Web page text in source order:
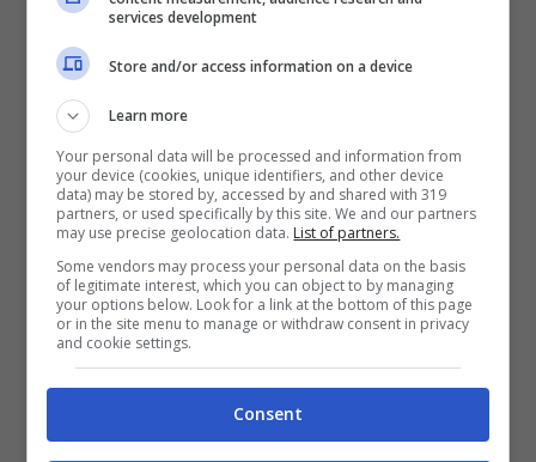
in diverse città della Spagna
spendendo solo 15 euro, oppure
prolungare la vostra estate ad
Alghero in Sardegna sempre con
meno di 15 euro a testa per un
viaggio di sola andata. Ma non
mancano destinazioni super cool
come la Grecia o il Regno Unito.
Da Roma Fiumicino
di circa 25 euro potete invece
decidere di raggiungere Berlino o
services development
Store and/or access information on a device
Learn more
Your personal data will be processed and information from
your device (cookies, unique identifiers, and other device
data) may be stored by, accessed by and shared with 319
partners, or used specifically by this site. We and our partners
may use precise geolocation data. List of partners.
Some vendors may process your personal data on the basis
of legitimate interest, which you can object to by managing
your options below. Look for a link at the bottom of this page
or in the site menu to manage or withdraw consent in privacy
and cookie settings.
Consent